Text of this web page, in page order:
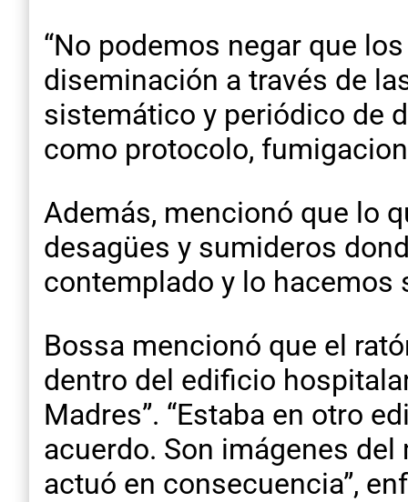
“No podemos negar que
diseminación a través de
sistemático y periódico de
como protocolo,
Además, mencionó que lo
desagües y sumideros
contemplado y lo hacemos
Bossa mencionó que el
dentro del edificio
Madres”. “Estaba en otro
acuerdo. Son imágenes
actuó en consecuencia”,